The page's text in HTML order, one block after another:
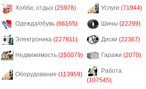
Хобби, отдых (25978) Услуги (71944)
Одежда/обувь (66165) Шины (22299)
Электроника (227811) Диски (22367)
Недвижимость (250079) Гаражи (2070)
Оборудование (113959)
Работа
(107545)